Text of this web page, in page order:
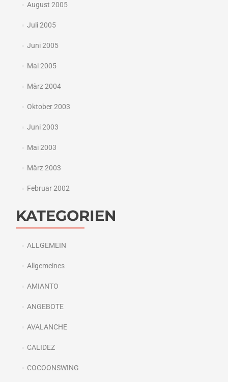
August 2005
Juli 2005
Juni 2005
Mai 2005
März 2004
Oktober 2003
Juni 2003
Mai 2003
März 2003
Februar 2002
KATEGORIEN
ALLGEMEIN
Allgemeines
AMIANTO
ANGEBOTE
AVALANCHE
CALIDEZ
COCOONSWING